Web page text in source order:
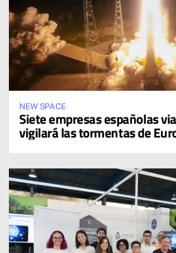
NEW SPACE
Siete empresas españolas
vigilará las tormentas de